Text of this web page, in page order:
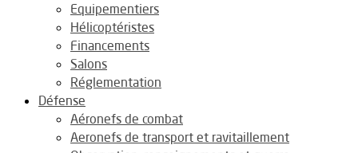
Equipementiers
Hélicoptéristes
Financements
Salons
Réglementation
Défense
Aéronefs de combat
Aeronefs de transport et ravitaillement